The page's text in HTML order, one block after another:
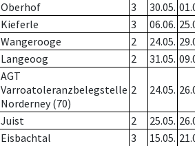
Oberhof 3 30.05.
Kieferle 3 06.06.
Wangerooge 2 24.05.
Langeoog 2 31.05.
AGT
Varroatoleranzbelegstelle
Norderney (70)
2 24.05.
Juist 2 25.05.
Eisbachtal 3 15.05.